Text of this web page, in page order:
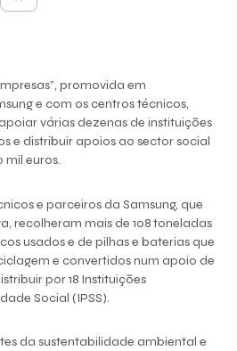
promovida em
e com os centros técnicos,
várias dezenas de instituições
e distribuir apoios ao sector social
mil euros.
e parceiros da Samsung, que
recolheram mais de 108 toneladas
usados e de pilhas e baterias que
e convertidos num apoio de
por 18 Instituições
Social (IPSS).
da sustentabilidade ambiental e